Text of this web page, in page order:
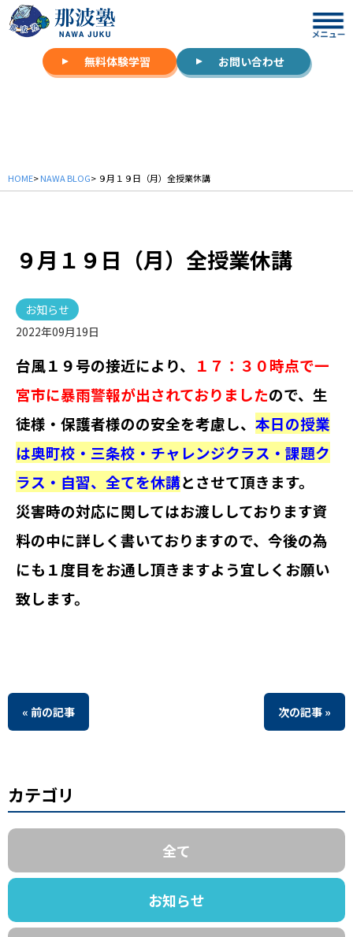
無料体験学習 お問い合わせ
HOME>NAWA BLOG> ９月１９日（月）全授業休講
９月１９日（月）全授業休講
お知らせ
2022年09月19日
台風１９号の接近により、 １７：３０時点で一
宮市に暴雨警報が出されておりましたので、生
徒様・保護者様のの安全を考慮し、 本日の授業
は奥町校・三条校・チャレンジクラス・課題ク
ラス・自習、全てを休講とさせて頂きます。
災害時の対応に関してはお渡ししております資
料の中に詳しく書いておりますので、今後の為
にも１度目をお通し頂きますよう宜しくお願い
致します。
« 前の記事 次の記事 »
カテゴリ
全て
お知らせ